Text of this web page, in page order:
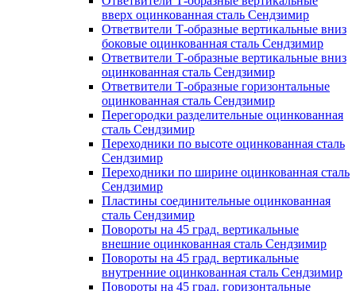
вверх оцинкованная сталь Сендзимир
Ответвители Т-образные вертикальные вниз
боковые оцинкованная сталь Сендзимир
Ответвители Т-образные вертикальные вниз
оцинкованная сталь Сендзимир
Ответвители Т-образные горизонтальные
оцинкованная сталь Сендзимир
Перегородки разделительные оцинкованная
сталь Сендзимир
Переходники по высоте оцинкованная сталь
Сендзимир
Переходники по ширине оцинкованная сталь
Сендзимир
Пластины соединительные оцинкованная
сталь Сендзимир
Повороты на 45 град. вертикальные
внешние оцинкованная сталь Сендзимир
Повороты на 45 град. вертикальные
внутренние оцинкованная сталь Сендзимир
Повороты на 45 град. горизонтальные